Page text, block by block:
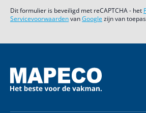
Dit formulier is beveiligd met reCAPTCHA - het
ServicevoorwaardenvanGoogle zijn van